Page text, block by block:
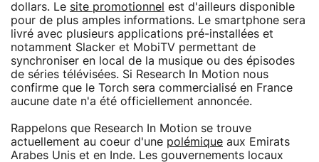
dollars. Le site promotionnel est d'ailleurs disponible
pour de plus amples informations. Le smartphone sera
livré avec plusieurs applications pré-installées et
notamment Slacker et MobiTV permettant de
synchroniser en local de la musique ou des épisodes
de séries télévisées. Si Research In Motion nous
confirme que le Torch sera commercialisé en France
aucune date n'a été officiellement annoncée.
Rappelons que Research In Motion se trouve
actuellement au coeur d'une polémique aux Emirats
Arabes Unis et en Inde. Les gouvernements locaux